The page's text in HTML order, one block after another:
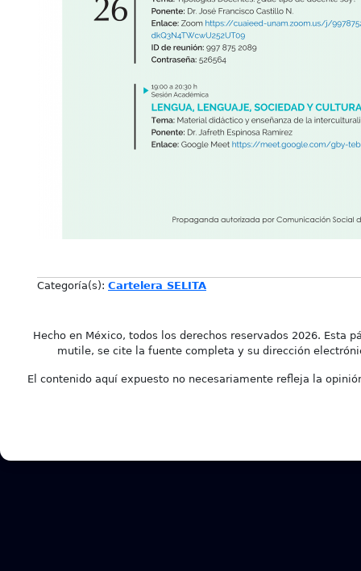
Categoría(s): Cartelera SELITA
Hecho en México, todos los derechos reservados 2026. Esta
mutile, se cite la fuente completa y su dirección
El contenido aquí expuesto no necesariamente refleja la